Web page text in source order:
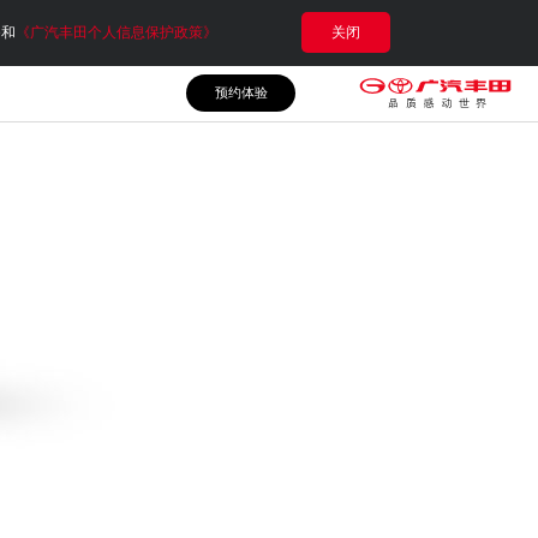
《广汽丰田个人信息保护政策》 关闭
预约体验